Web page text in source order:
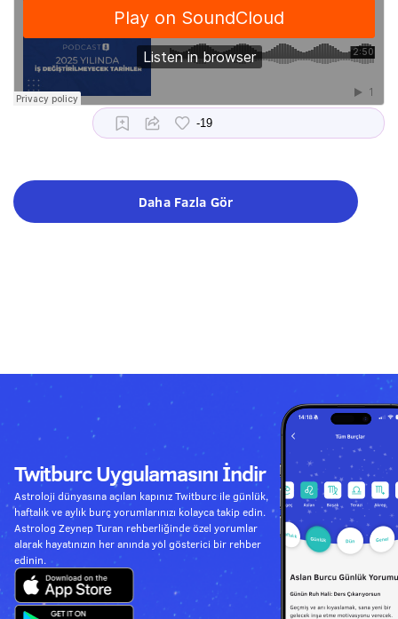
Daha Fazla Gör
Twitburc Uygulamasını İndir
Astroloji dünyasına açılan kapınız Twitburc ile günlük,
haftalık ve aylık burç yorumlarınızı kolayca takip edin.
Astrolog Zeynep Turan rehberliğinde özel yorumlar
alarak hayatınızın her anında yol gösterici bir rehber
edinin.